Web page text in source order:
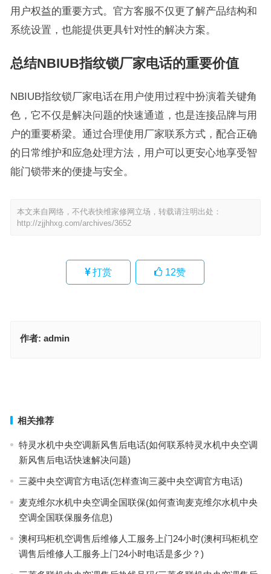
用户权益的重要方式。官方客服不仅更了解产品结构和
系统设置，也能提供更具针对性的解决方案。
总结NBIUB指纹锁厂家电话的重要价值
NBIUB指纹锁厂家电话在用户使用过程中扮演着关键角
色，它不仅是解决问题的快速通道，也是连接品牌与用
户的重要桥梁。通过合理使用厂家联系方式，配合正确
的日常维护和应急处理方法，用户可以更安心地享受智
能门锁带来的便捷与安全。
本文来自网络，不代表快维家修网立场，转载请注明出处：
http://zjjhhxg.com/archives/3652
打赏 12赞
作者: admin
相关推荐
特灵水机中央空调新风售后电话(如何联系特灵水机中央空调
新风售后电话快速解决问题)
三菱中央空调官方电话(怎样查询三菱中央空调官方电话)
麦克维尔水机中央空调全国联保(如何查询麦克维尔水机中央
空调全国联保服务信息)
澳柯玛柜机空调售后维修人工服务上门24小时(澳柯玛柜机空
调售后维修人工服务上门24小时电话是多少？)